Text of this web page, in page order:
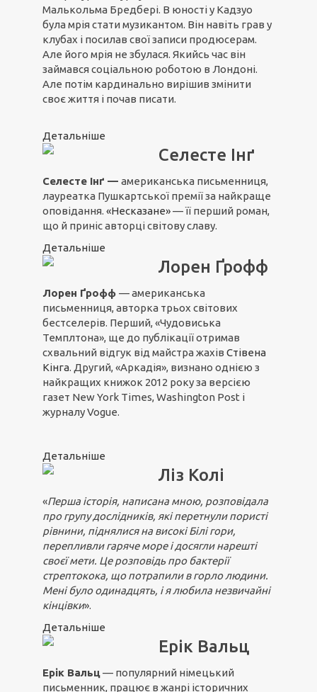
Малькольма Бредбері. В юності у Кадзуо
була мрія стати музикантом. Він навіть грав у
клубах і посилав свої записи продюсерам.
Але його мрія не збулася. Якийсь час він
займався соціальною роботою в Лондоні.
Але потім кардинально вирішив змінити
своє життя і почав писати.
Детальніше
Селесте Інґ
Селесте Інґ — американська письменниця,
лауреатка Пушкартської премії за найкраще
оповідання. «Несказане»— її перший роман,
що й приніс авторці світову славу.
Детальніше
Лорен Ґрофф
Лорен Ґрофф — американська
письменниця, авторка трьох світових
бестселерів. Перший, «Чудовиська
Темплтона», ще до публікації отримав
схвальний відгук від майстра жахів Стівена
Кінга. Другий, «Аркадія», визнано однією з
найкращих книжок 2012 року за версією
газет New York Times, Washington Post і
журналу Vogue.
Детальніше
Ліз Колі
«Перша історія, написана мною, розповідала
про групу дослідників, які перетнули пористі
рівнини, піднялися на високі Білі гори,
перепливли гаряче море і досягли нарешті
своєї мети. Це розповідь про бактерії
стрептокока, що потрапили в горло людини.
Мені було одинадцять, і я любила незвичайні
кінцівки».
Детальніше
Ерік Вальц
Ерік Вальц— популярний німецький
письменник, працює в жанрі історичних